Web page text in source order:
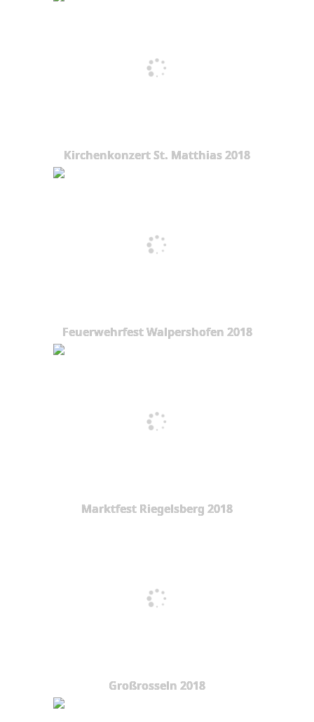
Kirchenkonzert St. Matthias 2018
Feuerwehrfest Walpershofen 2018
Marktfest Riegelsberg 2018
Großrosseln 2018